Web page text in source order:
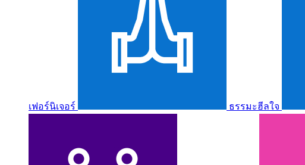
เฟอร์นิเจอร์ ธรรมะฮีลใจ